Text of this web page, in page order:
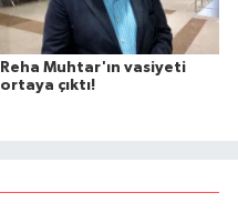
Reha Muhtar'ın vasiyeti
ortaya çıktı!